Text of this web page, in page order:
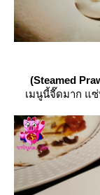
(Steamed
เมนูนี้จี๊ดมาก แซ่